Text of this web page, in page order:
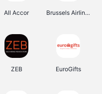
All Accor Brussels Airlines
ZEB EuroGifts